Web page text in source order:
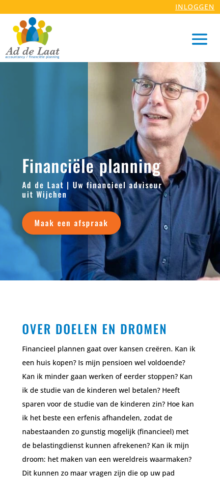
INLOGGEN
Financiële planning
Ad de Laat | Uw financieel adviseur
uit Wijchen
Maak een afspraak
OVER DOELEN EN DROMEN
Financieel plannen gaat over kansen creëren. Kan ik
een huis kopen? Is mijn pensioen wel voldoende?
Kan ik minder gaan werken of eerder stoppen? Kan
ik de studie van de kinderen wel betalen? Heeft
sparen voor de studie van de kinderen zin? Hoe kan
ik het beste een erfenis afhandelen, zodat de
nabestaanden zo gunstig mogelijk (financieel) met
de belastingdienst kunnen afrekenen? Kan ik mijn
droom: het maken van een wereldreis waarmaken?
Dit kunnen zo maar vragen zijn die op uw pad